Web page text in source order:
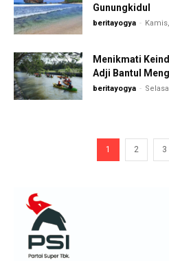
Gunungkidul
beritayogya -
Menikmati
Adji Bantul
beritayogya -
1 2 3